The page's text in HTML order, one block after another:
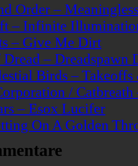
Order –
– Infinite
– Give Me Dirt
– Dreadspawn
Birds –
/
– Esox Lucifer
On A Golden